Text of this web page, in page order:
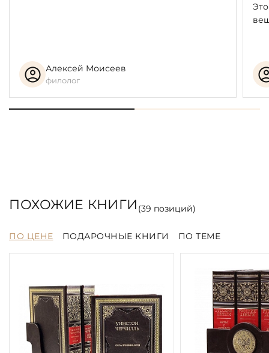
Алексей Моисеев
филолог
ПОХОЖИЕ КНИГИ (39 позиций)
ПО ЦЕНЕ ПОДАРОЧНЫЕ КНИГИ ПО ТЕМЕ